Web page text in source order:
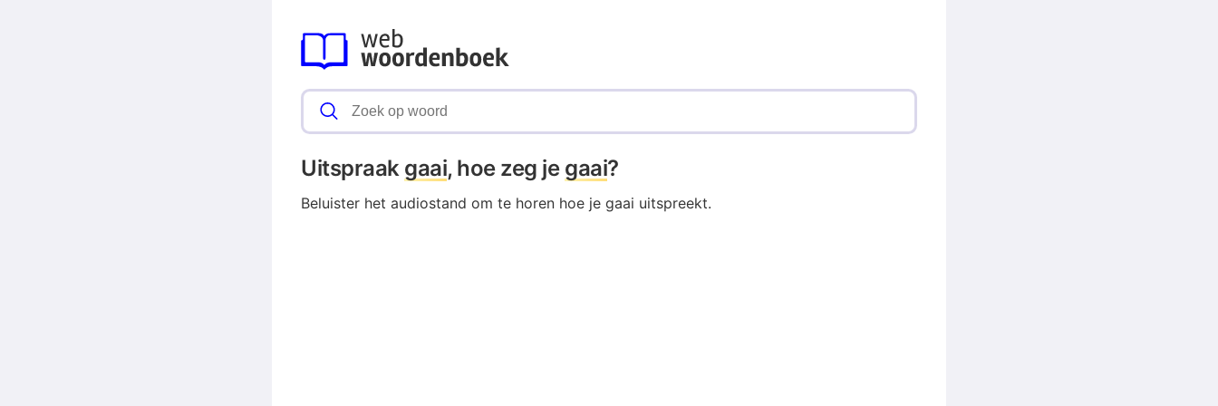
Uitspraak gaai, hoe zeg je gaai?
Beluister het audiostand om te horen hoe je gaai uitspreekt.